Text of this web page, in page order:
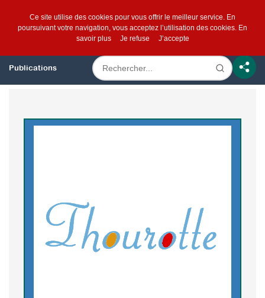
Publications
Ce site utilise des cookies pour vous offrir le meilleur service. En
poursuivant votre navigation, vous acceptez l’utilisation des cookies. En
savoir plus
Je refuse J’accepte